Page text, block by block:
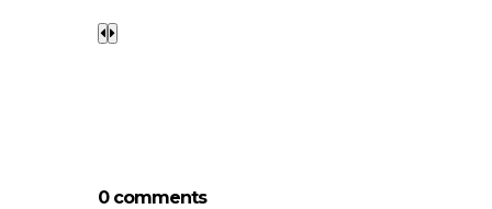
0 comments